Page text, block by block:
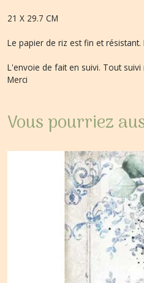
21 X 29.7 CM
Le papier de riz est fin et
L'envoie de fait en suivi. Tout
Merci
Vous pourriez